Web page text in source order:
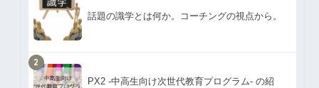
話題の識学とは何か。コーチングの視点から。
2
PX2 -中高生向け次世代教育プログラム- の紹